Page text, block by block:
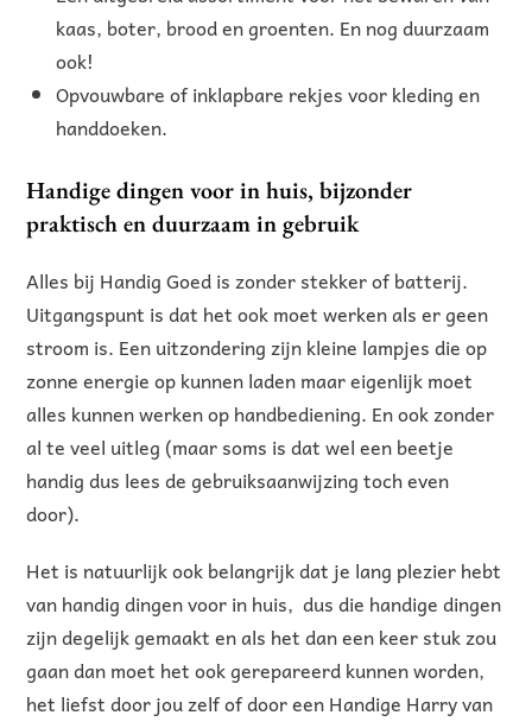
kaas, boter, brood en groenten. En nog duurzaam
ook!
Opvouwbare of inklapbare rekjes voor kleding en
handdoeken.
Handige dingen voor in huis, bijzonder
praktisch en duurzaam in gebruik
Alles bij Handig Goed is zonder stekker of batterij.
Uitgangspunt is dat het ook moet werken als er geen
stroom is. Een uitzondering zijn kleine lampjes die op
zonne energie op kunnen laden maar eigenlijk moet
alles kunnen werken op handbediening. En ook zonder
al te veel uitleg (maar soms is dat wel een beetje
handig dus lees de gebruiksaanwijzing toch even
door).
Het is natuurlijk ook belangrijk dat je lang plezier hebt
van handig dingen voor in huis, dus die handige dingen
zijn degelijk gemaakt en als het dan een keer stuk zou
gaan dan moet het ook gerepareerd kunnen worden,
het liefst door jou zelf of door een Handige Harry van